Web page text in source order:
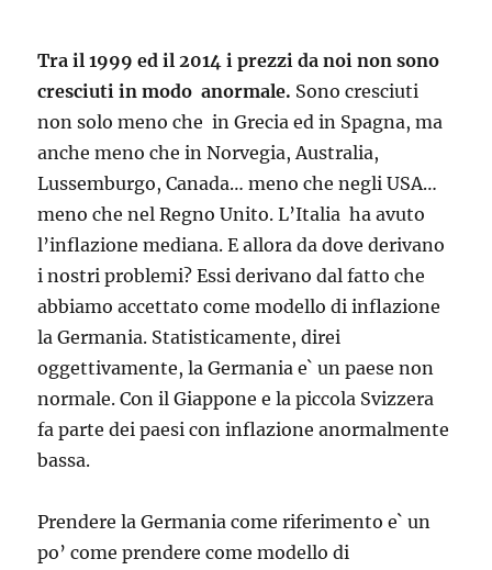
Tra il 1999 ed il 2014 i prezzi da noi non sono
cresciuti in modo anormale. Sono cresciuti
non solo meno che in Grecia ed in Spagna, ma
anche meno che in Norvegia, Australia,
Lussemburgo, Canada… meno che negli USA…
meno che nel Regno Unito. L’Italia ha avuto
l’inflazione mediana. E allora da dove derivano
i nostri problemi? Essi derivano dal fatto che
abbiamo accettato come modello di inflazione
la Germania. Statisticamente, direi
oggettivamente, la Germania e` un paese non
normale. Con il Giappone e la piccola Svizzera
fa parte dei paesi con inflazione anormalmente
bassa.
Prendere la Germania come riferimento e` un
po’ come prendere come modello di